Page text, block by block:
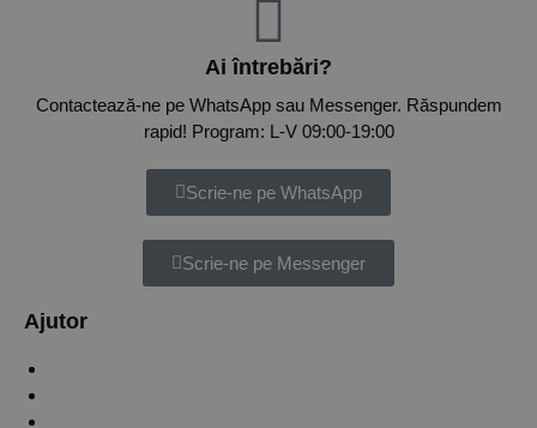
Ai întrebări?
Contactează-ne pe WhatsApp sau Messenger. Răspundem
rapid! Program: L-V 09:00-19:00
Scrie-ne pe WhatsApp
Scrie-ne pe Messenger
Ajutor